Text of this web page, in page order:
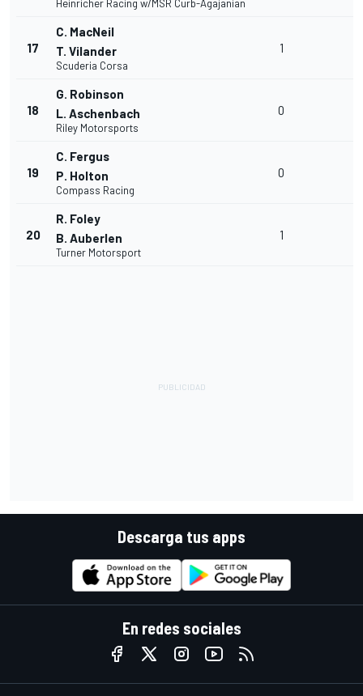
Heinricher Racing w/MSR Curb-Agajanian
17
C. MacNeil
T. Vilander
Scuderia Corsa
1
18
G. Robinson
L. Aschenbach
Riley Motorsports
0
19
C. Fergus
P. Holton
Compass Racing
0
20
R. Foley
B. Auberlen
Turner Motorsport
1
Descarga tus apps
En redes sociales